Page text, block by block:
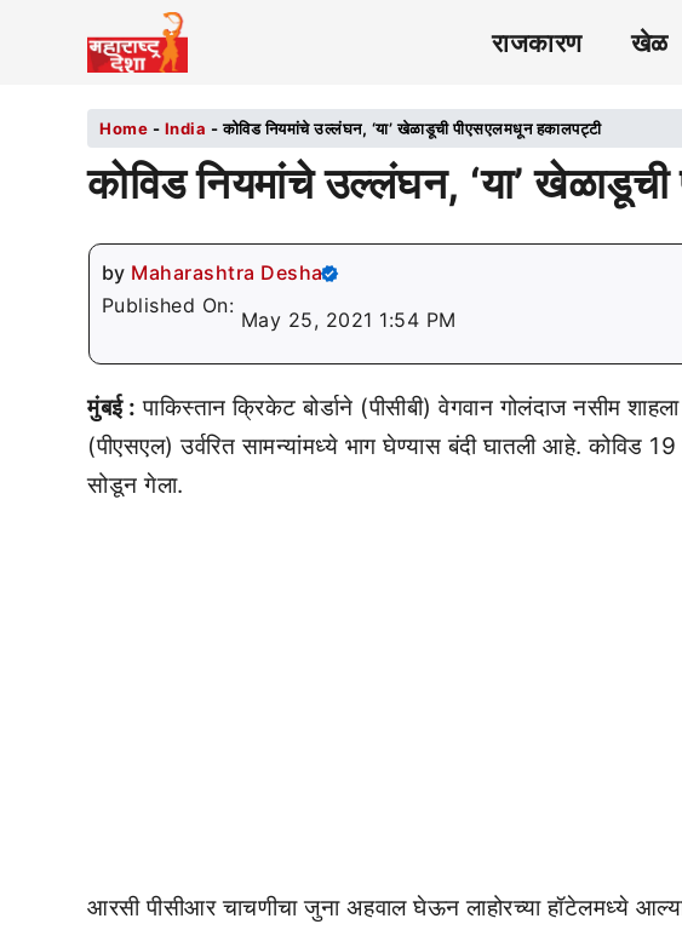
राजकारण खेळ
Home - India -कोविड नियमांचे उल्लंघन, ‘या’ खेळाडूची पीएसएलमधून हकालपट्टी
कोविड नियमांचे उल्लंघन, ‘या’
by Maharashtra Desha
Published On:
May 25, 2021 1:54 PM
मुंबई : पाकिस्तान क्रिकेट बोर्डाने (पीसीबी) वेगवान गोलंदाज नसीम
(पीएसएल) उर्वरित सामन्यांमध्ये भाग घेण्यास बंदी घातली आहे. कोविड
सोडून गेला.
आरसी पीसीआर चाचणीचा जुना अहवाल घेऊन लाहोरच्या हॉटेलमध्ये